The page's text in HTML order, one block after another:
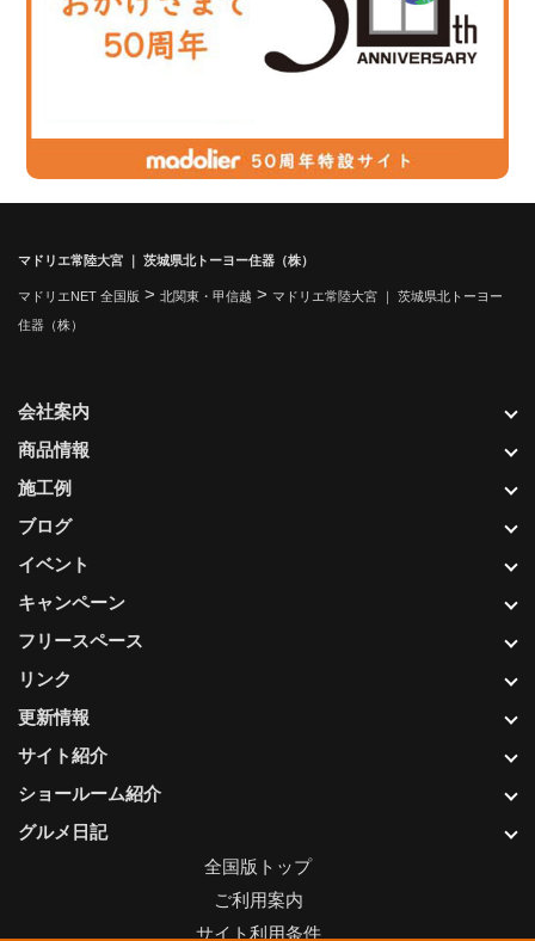
マドリエ常陸大宮 ｜ 茨城県北トーヨー住器（株）
マドリエNET 全国版 > 北関東・甲信越 > マドリエ常陸大宮 ｜ 茨城県北トーヨー
住器（株）
更新情報
サイト紹介
ショールーム紹介
グルメ日記
会社案内
商品情報
施工例
ブログ
イベント
キャンペーン
フリースペース
リンク
全国版トップ
ご利用案内
サイト利用条件